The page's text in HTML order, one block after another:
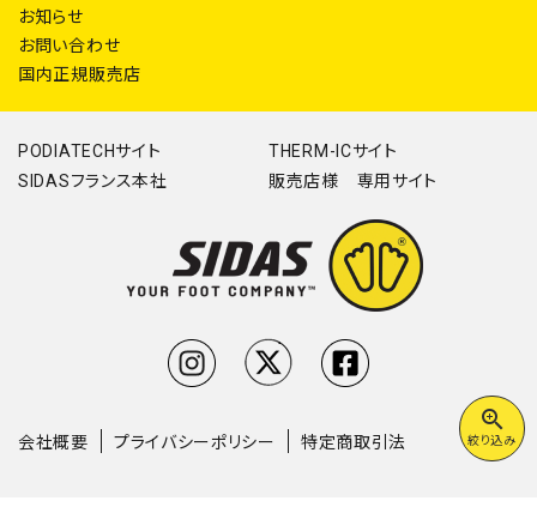
zoom_in
絞り込み
お知らせ
お問い合わせ
国内正規販売店
PODIATECHサイト
THERM-ICサイト
SIDASフランス本社
販売店様 専用サイト
会社概要 プライバシーポリシー 特定商取引法